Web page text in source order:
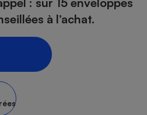
à l’achat.
Sécurité - Hygiène
Assurance
Banque - Crédit
Epargne - Fiscalité
Circulation routière
Pièce détachée
Moto
Comparatif
Comparatif casque audio
Crédit immobilier
Comparatif tondeuse
Maison de retraite
emprunteur